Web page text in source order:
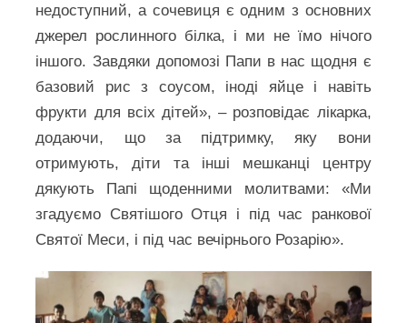
недоступний, а сочевиця є одним з основних
джерел рослинного білка, і ми не їмо нічого
іншого. Завдяки допомозі Папи в нас щодня є
базовий рис з соусом, іноді яйце і навіть
фрукти для всіх дітей», – розповідає лікарка,
додаючи, що за підтримку, яку вони
отримують, діти та інші мешканці центру
дякують Папі щоденними молитвами: «Ми
згадуємо Святішого Отця і під час ранкової
Святої Меси, і під час вечірнього Розарію».